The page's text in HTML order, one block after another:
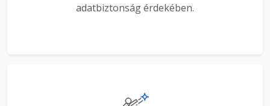
adatbiztonság érdekében.